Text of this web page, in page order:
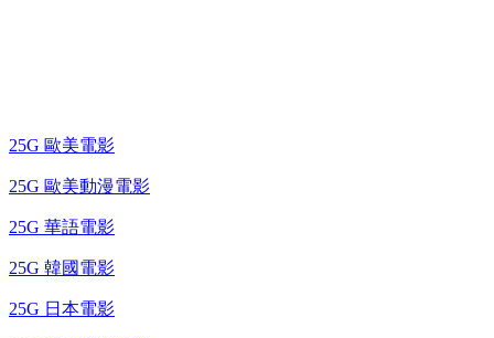
25G 歐美電影
25G 歐美動漫電影
25G 華語電影
25G 韓國電影
25G 日本電影